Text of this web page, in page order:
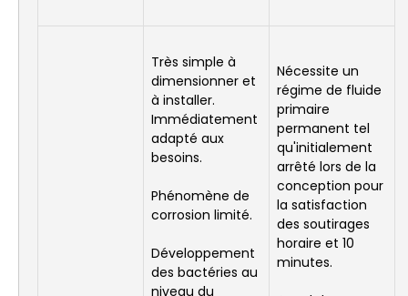
Très simple à
dimensionner et
à installer.
Immédiatement
adapté aux
besoins.
Phénomène de
corrosion limité.
Développement
des bactéries au
niveau du
Nécessite un
régime de fluide
primaire
permanent tel
qu'initialement
arrêté lors de la
conception pour
la satisfaction
des soutirages
horaire et 10
minutes.